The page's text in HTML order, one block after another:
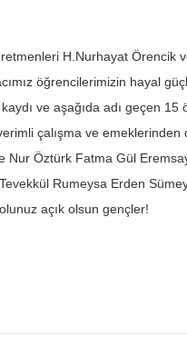
H.Nurhayat Örencik
öğrencilerimizin hayal
ve aşağıda adı geçen
çalışma ve emeklerinden
Öztürk Fatma Gül
Rumeysa Erden
açık olsun gençler!